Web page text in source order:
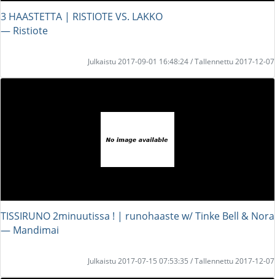
3 HAASTETTA | RISTIOTE VS. LAKKO
― Ristiote
Julkaistu 2017-09-01 16:48:24 / Tallennettu 2017-12-07
TISSIRUNO 2minuutissa ! | runohaaste w/ Tinke Bell & Nora
― Mandimai
Julkaistu 2017-07-15 07:53:35 / Tallennettu 2017-12-07